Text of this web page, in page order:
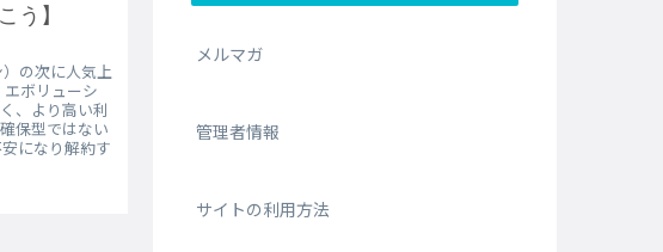
う】
の次に人気上
ボリューシ
、より高い利
保型ではない
になり解約す
メルマガ
管理者情報
サイトの利用方法